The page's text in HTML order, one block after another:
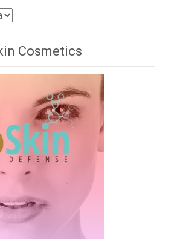
Cosmetics